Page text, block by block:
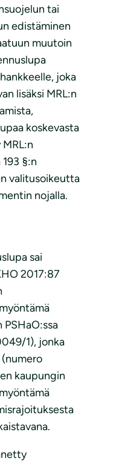
tai
edistäminen
muutoin
joka
lisäksi MRL:n
koskevasta
§:n
valitusoikeutta
nojalla.
sai
2017:87
1), jonka
kaupungin